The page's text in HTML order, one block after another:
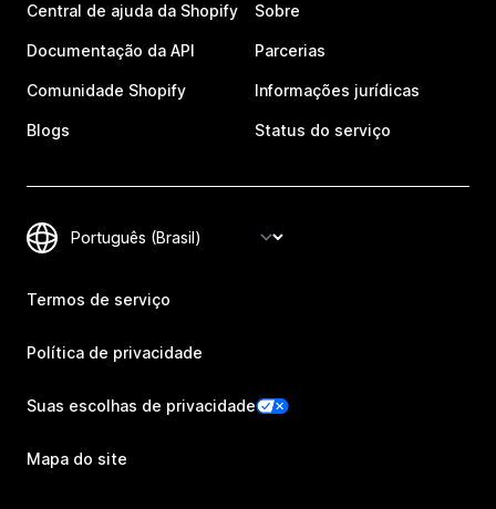
Central de ajuda da Shopify
Documentação da API
Comunidade Shopify
Blogs
Sobre
Parcerias
Informações jurídicas
Status do serviço
Termos de serviço
Política de privacidade
Suas escolhas de privacidade
Mapa do site